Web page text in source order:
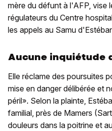
mère du défunt à l'AFP, vise
régulateurs du Centre
les appels au Samu
Aucune inquiétude
Elle réclame des poursuites
mise en danger délibérée et
péril». Selon la plainte,
familial, près de Mamers
douleurs dans la poitrine et